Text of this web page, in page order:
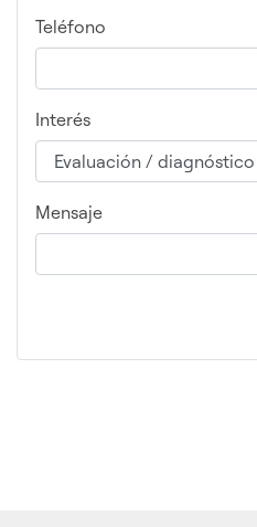
Teléfono
Interés
Mensaje